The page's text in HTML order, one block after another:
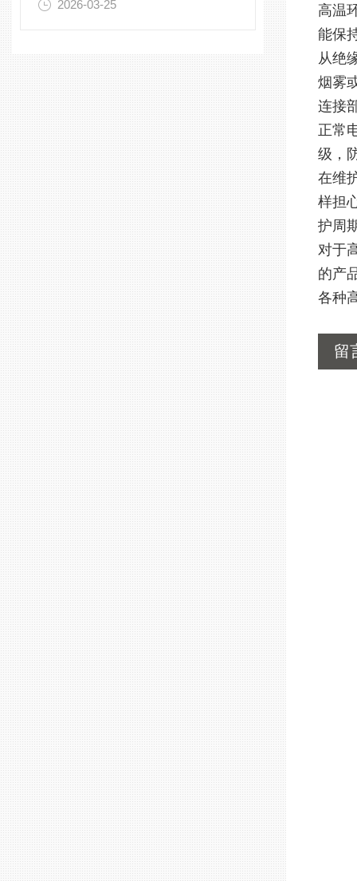
2026-03-25
高温
能保
从绝
烟雾
连接
正常
级，
在维
样担
护周
对于
的产
各种
留